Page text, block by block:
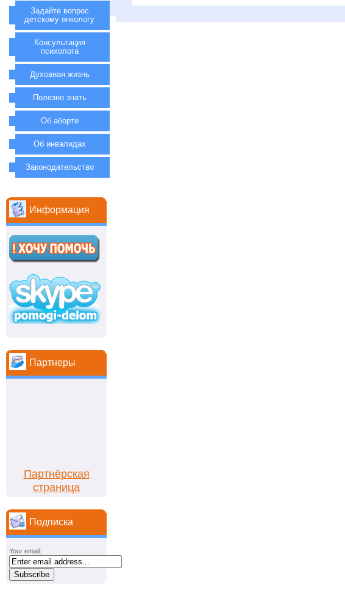
Задайте вопрос
детскому онкологу
Консультация
психолога
Духовная жизнь
Полезно знать
Об аборте
Об инвалидах
Законодательство
Информация
Партнеры
Партнёрская
страница
Подписка
Your email: